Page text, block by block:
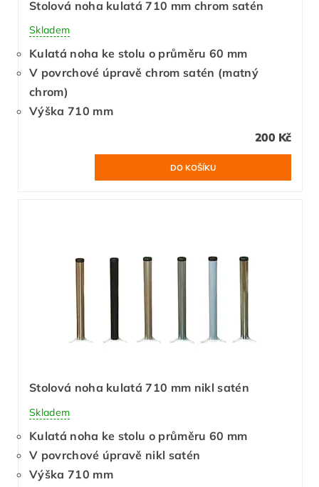
Stolová noha kulatá 710 mm chrom satén
Skladem
Kulatá noha ke stolu o průměru 60 mm
V povrchové úpravě chrom satén (matný
chrom)
Výška 710 mm
200 Kč
Stolová noha kulatá 710 mm nikl satén
Skladem
Kulatá noha ke stolu o průměru 60 mm
V povrchové úpravě nikl satén
Výška 710 mm